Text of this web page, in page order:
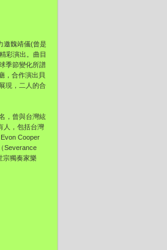
邀魏靖儀(曾是
彩演出。曲目
季節變化所譜
，合作演出貝
現，二人的合
，曾與台灣絃
人，包括台灣
Cooper
Severance
宗獨奏家樂